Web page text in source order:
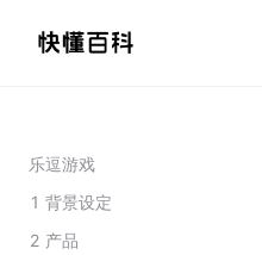
乐逗游戏
1 背景设定
2 产品